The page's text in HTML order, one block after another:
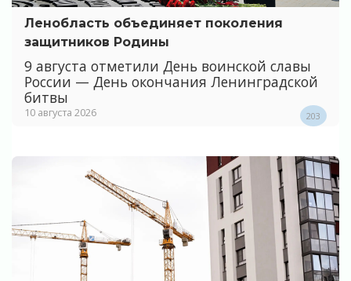
Ленобласть объединяет поколения
защитников Родины
9 августа отметили День воинской славы
России — День окончания Ленинградской
битвы
10 августа 2026 203